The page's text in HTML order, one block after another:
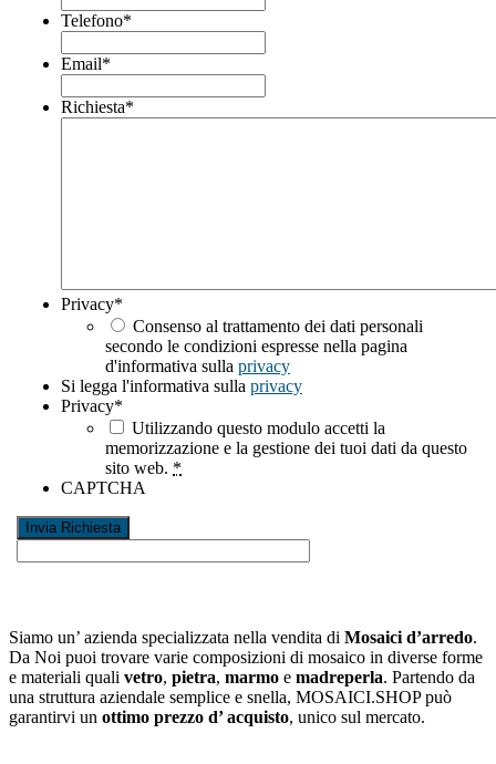
Telefono*
Email*
Richiesta*
Privacy*
Consenso al trattamento dei dati personali
secondo le condizioni espresse nella pagina
d'informativa sulla privacy
Si legga l'informativa sulla privacy
Privacy*
Utilizzando questo modulo accetti la
memorizzazione e la gestione dei tuoi dati da questo
sito web. *
CAPTCHA
Siamo un’ azienda specializzata nella vendita di Mosaici d’arredo.
Da Noi puoi trovare varie composizioni di mosaico in diverse forme
e materiali quali vetro, pietra, marmo e madreperla. Partendo da
una struttura aziendale semplice e snella, MOSAICI.SHOP può
garantirvi un ottimo prezzo d’ acquisto, unico sul mercato.